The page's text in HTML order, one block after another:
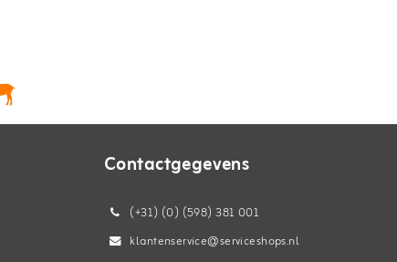
Contactgegevens
(+31) (0) (598) 381 001
klantenservice@serviceshops.nl